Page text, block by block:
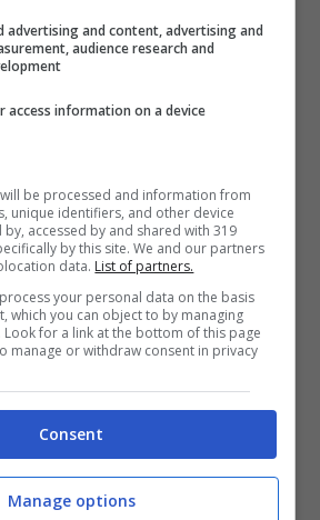
GettyImages)
ha svelato un paio di
scottanti. Infatti, la
di aver tradito l’ex
e di pentirsi amaramente di
fedele fino alla fine del
“Me ne dispiaccio e non
advertising and content, advertising and
audience research and
access information on a device
be processed and information from
unique identifiers, and other device
accessed by and shared with 319
by this site. We and our partners
data. List of partners.
your personal data on the basis
which you can object to by managing
for a link at the bottom of this page
manage or withdraw consent in privacy
Consent
Manage options